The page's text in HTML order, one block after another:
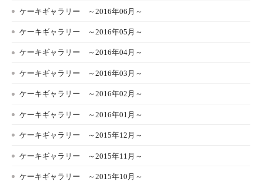
ケーキギャラリー ～2016年06月～
ケーキギャラリー ～2016年05月～
ケーキギャラリー ～2016年04月～
ケーキギャラリー ～2016年03月～
ケーキギャラリー ～2016年02月～
ケーキギャラリー ～2016年01月～
ケーキギャラリー ～2015年12月～
ケーキギャラリー ～2015年11月～
ケーキギャラリー ～2015年10月～